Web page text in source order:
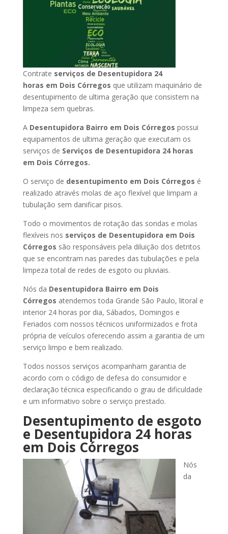
Contrate serviços de Desentupidora 24
horas em Dois Córregos que utilizam maquinário de
desentupimento de ultima geração que consistem na
limpeza sem quebras.
A Desentupidora Bairro em Dois Córregos possui
equipamentos de ultima geração que executam os
serviços de Serviços de Desentupidora 24 horas
em Dois Córregos.
O serviço de desentupimento em Dois Córregos é
realizado através molas de aço flexível que limpam a
tubulação sem danificar pisos.
Todo o movimentos de rotação das sondas e molas
flexíveis nos serviços de Desentupidora em Dois
Córregos são responsáveis pela diluição dos detritos
que se encontram nas paredes das tubulações e pela
limpeza total de redes de esgoto ou pluviais.
Nós da Desentupidora Bairro em Dois
Córregos atendemos toda Grande São Paulo, litoral e
interior 24 horas por dia, Sábados, Domingos e
Feriados com nossos técnicos uniformizados e frota
própria de veículos oferecendo assim a garantia de um
serviço limpo e bem realizado.
Todos nossos serviços acompanham garantia de
acordo com o código de defesa do consumidor e
declaração técnica especificando o grau de dificuldade
e um informativo sobre o serviço prestado.
Desentupimento de esgoto
e Desentupidora 24 horas
em Dois Córregos
Nós
da